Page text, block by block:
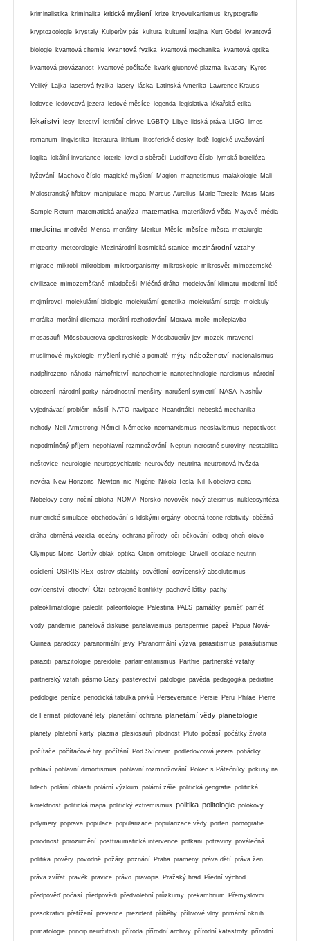
kriminalistika kriminalita kritické myšlení krize kryovulkanismus kryptografie
kryptozoologie krystaly Kuiperův pás kultura kulturní krajina Kurt Gödel kvantová
biologie kvantová chemie kvantová fyzika kvantová mechanika kvantová optika
kvantová provázanost kvantové počítače kvark-gluonové plazma kvasary Kyros
Veliký Lajka laserová fyzika lasery láska Latinská Amerika Lawrence Krauss
ledovce ledovcová jezera ledové měsíce legenda legislativa lékařská etika
lékařství lesy letectví letniční církve LGBTQ Libye lidská práva LIGO limes
romanum lingvistika literatura lithium litosferické desky lodě logické uvažování
logika lokální invariance loterie lovci a sběrači Ludolfovo číslo lymská borelióza
lyžování Machovo číslo magické myšlení Magion magnetismus malakologie Mali
Malostranský hřbitov manipulace mapa Marcus Aurelius Marie Terezie Mars Mars
Sample Return matematická analýza matematika materiálová věda Mayové média
medicína medvěd Mensa menšiny Merkur Měsíc měsíce města metalurgie
meteority meteorologie Mezinárodní kosmická stanice mezinárodní vztahy
migrace mikrobi mikrobiom mikroorganismy mikroskopie mikrosvět mimozemské
civilizace mimozemšťané mladočeši Mléčná dráha modelování klimatu moderní lidé
mojmírovci molekulární biologie molekulární genetika molekulární stroje molekuly
morálka morální dilemata morální rozhodování Morava moře mořeplavba
mosasauři Mössbauerova spektroskopie Mössbauerův jev mozek mravenci
muslimové mykologie myšlení rychlé a pomalé mýty náboženství nacionalismus
nadpřirozeno náhoda námořnictví nanochemie nanotechnologie narcismus národní
obrození národní parky národnostní menšiny narušení symetrií NASA Nashův
vyjednávací problém násilí NATO navigace Neandrtálci nebeská mechanika
nehody Neil Armstrong Němci Německo neomarxismus neoslavismus nepoctivost
nepodmíněný příjem nepohlavní rozmnožování Neptun nerostné suroviny nestabilita
neštovice neurologie neuropsychiatrie neurovědy neutrina neutronová hvězda
nevěra New Horizons Newton nic Nigérie Nikola Tesla Nil Nobelova cena
Nobelovy ceny noční obloha NOMA Norsko novověk nový ateismus nukleosyntéza
numerické simulace obchodování s lidskými orgány obecná teorie relativity oběžná
dráha obrněná vozidla oceány ochrana přírody oči očkování odboj oheň olovo
Olympus Mons Oortův oblak optika Orion ornitologie Orwell oscilace neutrin
osídlení OSIRIS-REx ostrov stability osvětlení osvícenský absolutismus
osvícenství otroctví Ötzi ozbrojené konflikty pachové látky pachy
paleoklimatologie paleolit paleontologie Palestina PALS památky paměť paměť
vody pandemie panelová diskuse panslavismus panspermie papež Papua Nová-
Guinea paradoxy paranormální jevy Paranormální výzva parasitismus parašutismus
paraziti parazitologie pareidolie parlamentarismus Parthie partnerské vztahy
partnerský vztah pásmo Gazy pastevectví patologie pavěda pedagogika pediatrie
pedologie peníze periodická tabulka prvků Perseverance Persie Peru Philae Pierre
de Fermat pilotované lety planetární ochrana planetární vědy planetologie
planety platební karty plazma plesiosauři plodnost Pluto počasí počátky života
počítače počítačové hry počítání Pod Svícnem podledovcová jezera pohádky
pohlaví pohlavní dimorfismus pohlavní rozmnožování Pokec s Pátečníky pokusy na
lidech polární oblasti polární výzkum polární záře politická geografie politická
korektnost politická mapa politický extremismus politika politologie polokovy
polymery poprava populace popularizace popularizace vědy porfen pornografie
porodnost porozumění posttraumatická intervence potkani potraviny poválečná
politika pověry povodně požáry poznání Praha prameny práva dětí práva žen
práva zvířat pravěk pravice právo pravopis Pražský hrad Přední východ
předpověď počasí předpovědi předvolební průzkumy prekambrium Přemyslovci
presokratici přetížení prevence prezident příběhy přílivové vlny primární okruh
primatologie princip neurčitosti příroda přírodní archivy přírodní katastrofy přírodní